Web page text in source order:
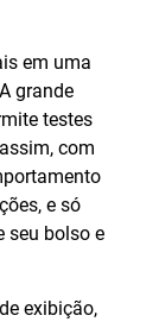
em uma
grande
testes
com
e só
seu bolso e
exibição,